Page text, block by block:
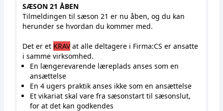
SÆSON 21 ÅBEN
Tilmeldingen til sæson 21 er nu åben, og du kan
herunder se hvordan du kommer med.
Det er et KRAVat alle deltagere i Firma:CS er ansatte
i samme virksomhed.
En længerevarende læreplads anses som en
ansættelse
En 4 ugers praktik anses ikke som en ansættelse
Et vikariat skal vare fra sæsonstart til sæsonslut,
for at det kan godkendes